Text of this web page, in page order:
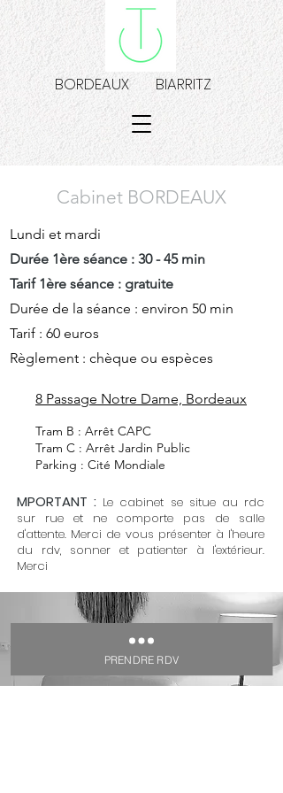
BORDEAUX BIARRITZ
Cabinet BORDEAUX
Lundi et mardi
Durée 1ère séance : 30 - 45 min
Tarif 1ère séance : gratuite
Durée de la séance : environ 50 min
Tarif : 60 euros
Règlement : chèque ou espèces
8 Passage Notre Dame, Bordeaux
Tram B : Arrêt CAPC
Tram C : Arrêt Jardin Public
Parking : Cité Mondiale
MPORTANT : Le cabinet se situe au rdc
sur rue et ne comporte pas de salle
d'attente. Merci de vous présenter à l'heure
du rdv, sonner et patienter à l'extérieur.
Merci
PRENDRE RDV